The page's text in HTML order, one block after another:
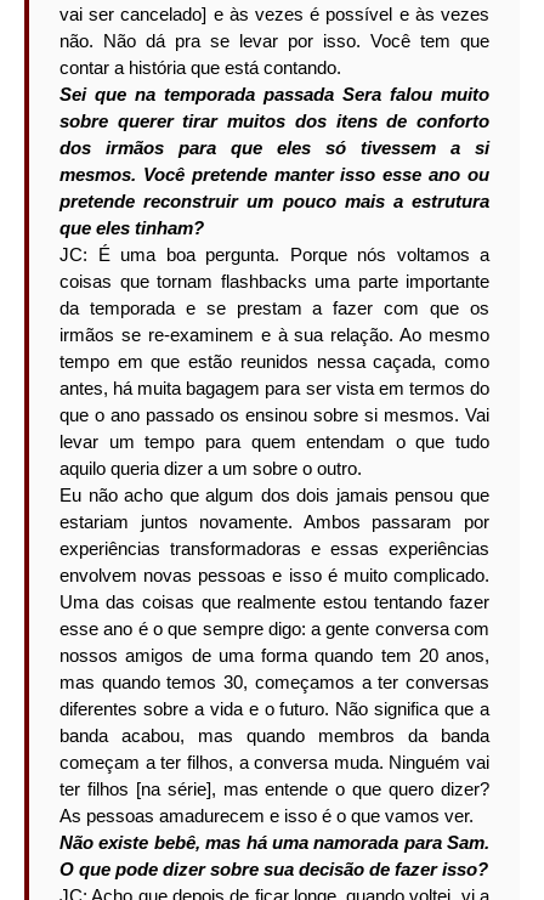
vai ser cancelado] e às vezes é possível e às vezes
não. Não dá pra se levar por isso. Você tem que
contar a história que está contando.
Sei que na temporada passada Sera falou muito
sobre querer tirar muitos dos itens de conforto
dos irmãos para que eles só tivessem a si
mesmos. Você pretende manter isso esse ano ou
pretende reconstruir um pouco mais a estrutura
que eles tinham?
JC: É uma boa pergunta. Porque nós voltamos a
coisas que tornam flashbacks uma parte importante
da temporada e se prestam a fazer com que os
irmãos se re-examinem e à sua relação. Ao mesmo
tempo em que estão reunidos nessa caçada, como
antes, há muita bagagem para ser vista em termos do
que o ano passado os ensinou sobre si mesmos. Vai
levar um tempo para quem entendam o que tudo
aquilo queria dizer a um sobre o outro.
Eu não acho que algum dos dois jamais pensou que
estariam juntos novamente. Ambos passaram por
experiências transformadoras e essas experiências
envolvem novas pessoas e isso é muito complicado.
Uma das coisas que realmente estou tentando fazer
esse ano é o que sempre digo: a gente conversa com
nossos amigos de uma forma quando tem 20 anos,
mas quando temos 30, começamos a ter conversas
diferentes sobre a vida e o futuro. Não significa que a
banda acabou, mas quando membros da banda
começam a ter filhos, a conversa muda. Ninguém vai
ter filhos [na série], mas entende o que quero dizer?
As pessoas amadurecem e isso é o que vamos ver.
Não existe bebê, mas há uma namorada para Sam.
O que pode dizer sobre sua decisão de fazer isso?